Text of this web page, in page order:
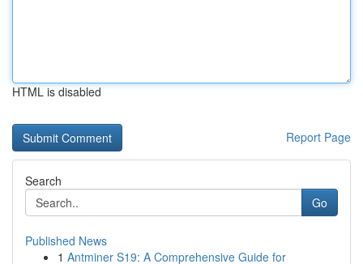
HTML is disabled
Report Page
Search
Go
Published News
1 Antminer S19: A Comprehensive Guide for